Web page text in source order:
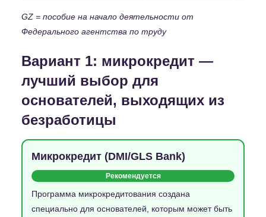
GZ = пособие на начало деятельности от
Федерального агентства по труду
Вариант 1: микрокредит —
лучший выбор для
основателей, выходящих из
безработицы
Микрокредит (DMI/GLS Bank)
Рекомендуется
Программа микрокредитования создана
специально для основателей, которым может быть